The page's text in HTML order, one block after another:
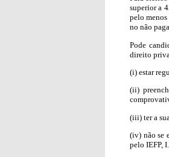
superior a
pelo
no não
Pode
direito
(i) estar
(ii)
(iii) ter a
(iv) não se
pelo IEFP,